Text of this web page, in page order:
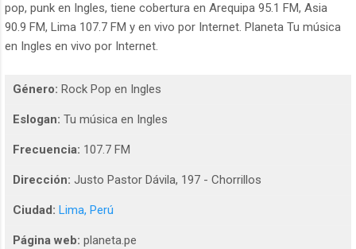
pop, punk en Ingles, tiene cobertura en Arequipa 95.1 FM, Asia
90.9 FM, Lima 107.7 FM y en vivo por Internet. Planeta Tu música
en Ingles en vivo por Internet.
Género: Rock Pop en Ingles
Eslogan: Tu música en Ingles
Frecuencia: 107.7 FM
Dirección: Justo Pastor Dávila, 197 - Chorrillos
Ciudad: Lima, Perú
Página web: planeta.pe